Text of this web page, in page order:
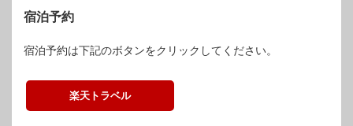
宿泊予約
宿泊予約は下記のボタンをクリックしてください。
楽天トラベル